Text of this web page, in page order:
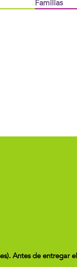
Familias
Antes de entregar